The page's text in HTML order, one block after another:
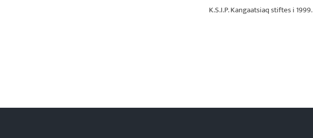
K.S.I.P. Kangaatsiaqstiftes i 1999.